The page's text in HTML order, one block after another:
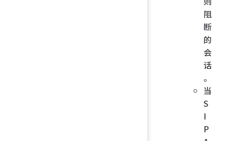
阻
断
的
会
话
。
当
S
I
P